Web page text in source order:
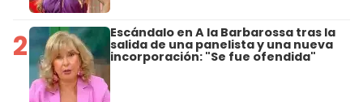
2 Escándalo en A la Barbarossa tras la
salida de una panelista y una nueva
incorporación: "Se fue ofendida"